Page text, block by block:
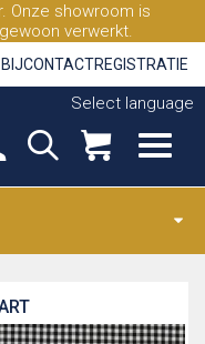
Onze showroom is
verwerkt.
CONTACTREGISTRATIE
Select language